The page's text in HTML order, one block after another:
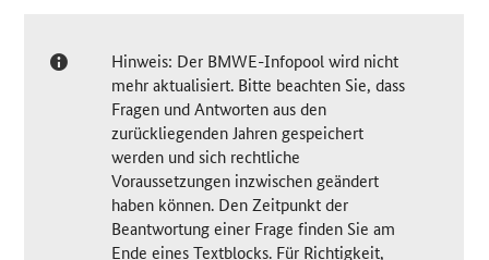
Hinweis: Der BMWE-Infopool wird nicht
mehr aktualisiert. Bitte beachten Sie, dass
Fragen und Antworten aus den
zurückliegenden Jahren gespeichert
werden und sich rechtliche
Voraussetzungen inzwischen geändert
haben können. Den Zeitpunkt der
Beantwortung einer Frage finden Sie am
Ende eines Textblocks. Für Richtigkeit,